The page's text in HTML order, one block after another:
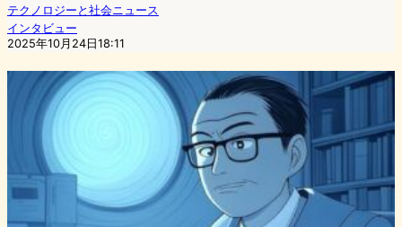
テクノロジーと社会ニュース
インタビュー
2025年10月24日18:11